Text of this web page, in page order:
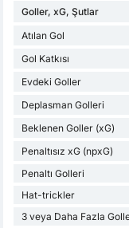
Goller, xG, Şutlar
Atılan Gol
Gol Katkısı
Evdeki Goller
Deplasman Golleri
Beklenen Goller (xG)
Penaltısız xG (npxG)
Penaltı Golleri
Hat-trickler
3 veya Daha Fazla